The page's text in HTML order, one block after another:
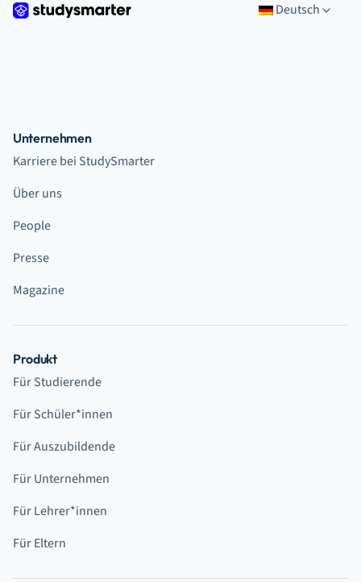
Deutsch
Unternehmen
Karriere bei StudySmarter
Über uns
People
Presse
Magazine
Produkt
Für Studierende
Für Schüler*innen
Für Auszubildende
Für Unternehmen
Für Lehrer*innen
Für Eltern